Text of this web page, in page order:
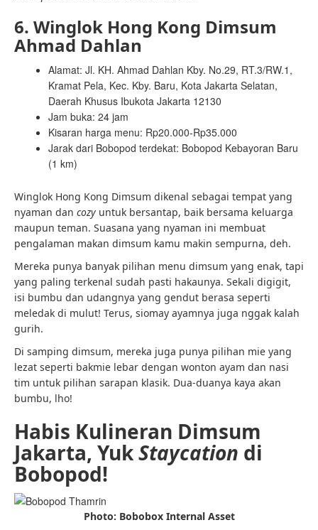
6. Winglok Hong Kong Dimsum
Ahmad Dahlan
Alamat: Jl. KH. Ahmad Dahlan Kby. No.29, RT.3/RW.1,
Kramat Pela, Kec. Kby. Baru, Kota Jakarta Selatan,
Daerah Khusus Ibukota Jakarta 12130
Jam buka: 24 jam
Kisaran harga menu: Rp20.000-Rp35.000
Jarak dari Bobopod terdekat: Bobopod Kebayoran Baru
(1 km)
Winglok Hong Kong Dimsum dikenal sebagai tempat yang
nyaman dan cozy untuk bersantap, baik bersama keluarga
maupun teman. Suasana yang nyaman ini membuat
pengalaman makan dimsum kamu makin sempurna, deh.
Mereka punya banyak pilihan menu dimsum yang enak, tapi
yang paling terkenal sudah pasti hakaunya. Sekali digigit,
isi bumbu dan udangnya yang gendut berasa seperti
meledak di mulut! Terus, siomay ayamnya juga nggak kalah
gurih.
Di samping dimsum, mereka juga punya pilihan mie yang
lezat seperti bakmie lebar dengan wonton ayam dan nasi
tim untuk pilihan sarapan klasik. Dua-duanya kaya akan
bumbu, lho!
Habis Kulineran Dimsum
Jakarta, YukStaycation di
Bobopod!
Photo: Bobobox Internal Asset